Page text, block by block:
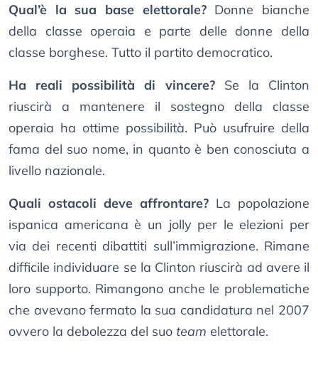
Qual’è la sua base elettorale?Donne bianche
della classe operaia e parte delle donne della
classe borghese. Tutto il partito democratico.
Ha reali possibilità di vincere?Se la Clinton
riuscirà a mantenere il sostegno della classe
operaia ha ottime possibilità. Può usufruire della
fama del suo nome, in quanto è ben conosciuta a
livello nazionale.
Quali ostacoli deve affrontare? La popolazione
ispanica americana è un jolly per le elezioni per
via dei recenti dibattiti sull’immigrazione. Rimane
difficile individuare se la Clinton riuscirà ad avere il
loro supporto. Rimangono anche le problematiche
che avevano fermato la sua candidatura nel 2007
ovvero la debolezza del suo team elettorale.